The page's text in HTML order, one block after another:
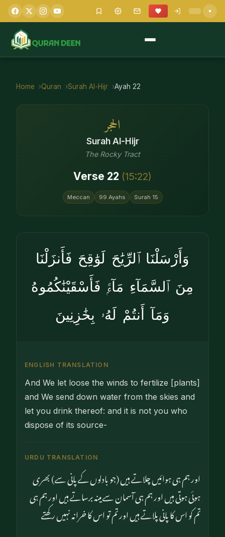
Home Quran Surah Al-Hijr Ayah 22
الحجر
Surah Al-Hijr
The Rocky Tract
Verse 22 (15:22)
Meccan 99 Ayahs Surah 15
وَأَرْسَلْنَا ٱلرِّيَٰحَ لَوَٰقِحَ فَأَنزَلْنَا
مِنَ ٱلسَّمَآءِ مَآءًۭ فَأَسْقَيْنَٰكُمُوهُ
وَمَآ أَنتُمْ لَهُۥ بِخَٰزِنِينَ
ENGLISH TRANSLATION
And We let loose the winds to fertilize [plants]
and We send down water from the skies and
let you drink thereof: and it is not you who
dispose of its source-
URDU TRANSLATION
اور ہم ہی ہوائیں چلاتے ہیں (جو بادلوں کے پانی سے) بھری
ہوئی ہوتی ہیں اور ہم ہی آسمان سے مینہ برساتے ہیں اور ہم ہی
تم کو اس کا پانی پلاتے ہیں اور تم تو اس کا خرانہ نہیں رکھتے